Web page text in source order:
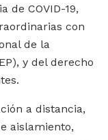
de COVID-19,
con
de la
y del derecho
a distancia,
aislamiento,